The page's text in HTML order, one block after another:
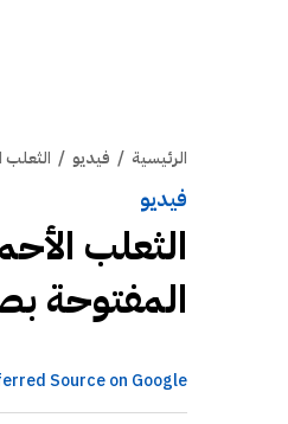
الرئيسية / فيديو /
فيديو
‏الثعلب
المفتوحة
Source on Google